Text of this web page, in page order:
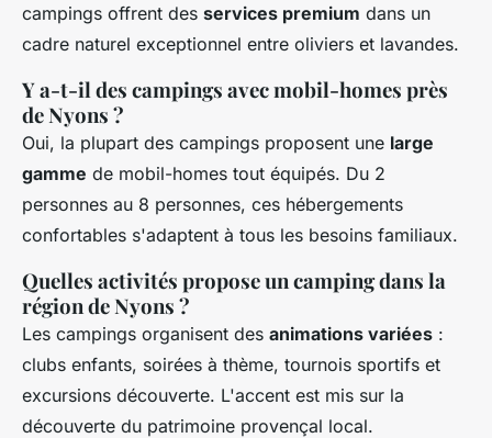
campings offrent des services premium dans un
cadre naturel exceptionnel entre oliviers et lavandes.
Y a-t-il des campings avec mobil-homes près
de Nyons ?
Oui, la plupart des campings proposent une large
gamme de mobil-homes tout équipés. Du 2
personnes au 8 personnes, ces hébergements
confortables s'adaptent à tous les besoins familiaux.
Quelles activités propose un camping dans la
région de Nyons ?
Les campings organisent des animations variées :
clubs enfants, soirées à thème, tournois sportifs et
excursions découverte. L'accent est mis sur la
découverte du patrimoine provençal local.